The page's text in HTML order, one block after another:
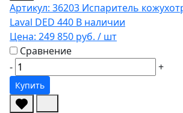
Артикул: 36203 Испаритель
Laval DED 440 В наличии
Цена: 249 850 руб. / шт
Сравнение
-
+
Купить